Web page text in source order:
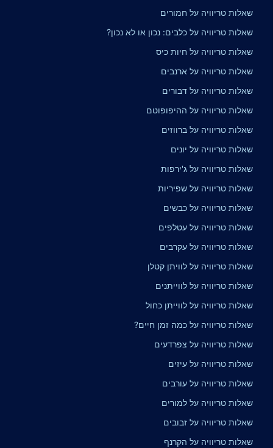
שאלות טריוויה על חמורים
שאלות טריוויה על כלבים: נכון או לא נכון?
שאלות טריוויה על חיות כיס
שאלות טריוויה על ארנבים
שאלות טריוויה על דבורים
שאלות טריוויה על ההיפופוטם
שאלות טריוויה על ברווזים
שאלות טריוויה על יונים
שאלות טריוויה על ג'ירפות
שאלות טריוויה על שפיריות
שאלות טריוויה על כבשים
שאלות טריוויה על עטלפים
שאלות טריוויה על עקרבים
שאלות טריוויה על לוויתן קטלן
שאלות טריוויה על לווייתנים
שאלות טריוויה על לווייתן כחול
שאלות טריוויה על כמה זמן חיים?
שאלות טריוויה על צפרדעים
שאלות טריוויה על עיזים
שאלות טריוויה על עורבים
שאלות טריוויה על למורים
שאלות טריוויה על זבובים
שאלות טריוויה על הקרנף